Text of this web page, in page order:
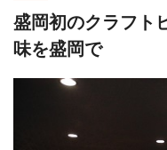
盛岡初のクラフト
味を盛岡で